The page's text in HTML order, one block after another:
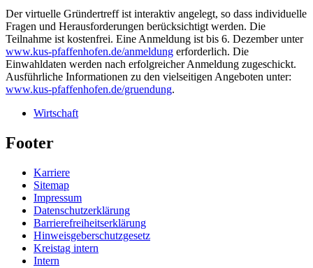
Der virtuelle Gründertreff ist interaktiv angelegt, so dass individuelle
Fragen und Herausforderungen berücksichtigt werden. Die
Teilnahme ist kostenfrei. Eine Anmeldung ist bis 6. Dezember unter
www.kus-pfaffenhofen.de/anmeldung erforderlich. Die
Einwahldaten werden nach erfolgreicher Anmeldung zugeschickt.
Ausführliche Informationen zu den vielseitigen Angeboten unter:
www.kus-pfaffenhofen.de/gruendung.
Wirtschaft
Footer
Karriere
Sitemap
Impressum
Datenschutzerklärung
Barrierefreiheitserklärung
Hinweisgeberschutzgesetz
Kreistag intern
Intern